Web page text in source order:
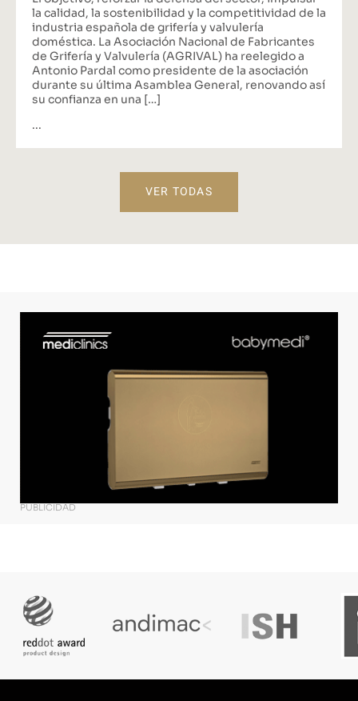
la calidad, la sostenibilidad y la competitividad de la
industria española de grifería y valvulería
doméstica. La Asociación Nacional de Fabricantes
de Grifería y Valvulería (AGRIVAL) ha reelegido a
Antonio Pardal como presidente de la asociación
durante su última Asamblea General, renovando así
su confianza en una […]
...
VER TODAS
PUBLICIDAD